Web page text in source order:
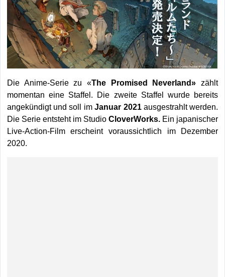
Die Anime-Serie zu «The Promised Neverland» zählt
momentan eine Staffel. Die zweite Staffel wurde bereits
angekündigt und soll imJanuar 2021ausgestrahlt werden.
Die Serie entsteht im StudioCloverWorks. Ein japanischer
Live-Action-Film erscheint voraussichtlich im Dezember
2020.